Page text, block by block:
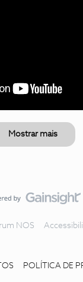
Mostrar mais
NOS
POLÍTICA DE